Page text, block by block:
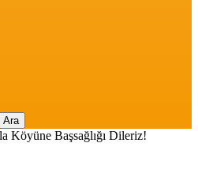
Köyüne Başsağlığı Dileriz!